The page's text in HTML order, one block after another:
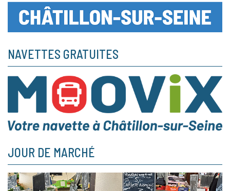
NAVETTES GRATUITES
JOUR DE MARCHÉ